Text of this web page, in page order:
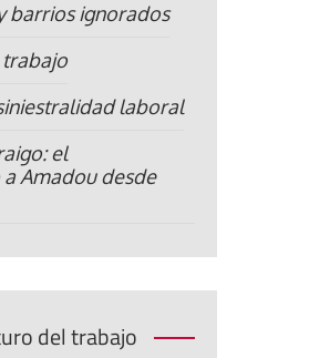
barrios ignorados
trabajo
laboral
el
Amadou desde
del trabajo